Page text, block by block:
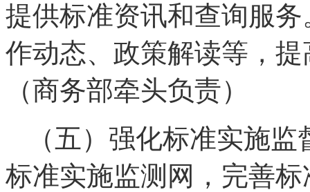
提供标准资讯和查询服
作动态、政策解读等，
（商务部牵头负责）
（五）强化标准实施
标准实施监测网，完善